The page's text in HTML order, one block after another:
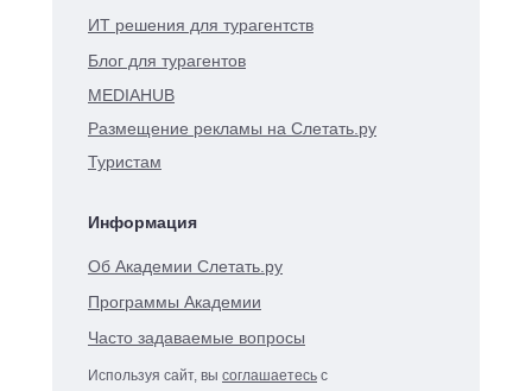
Используя сайт, вы соглашаетесь с
Информация
Об Академии Слетать.ру
ИТ решения для турагентств
Блог для турагентов
MEDIAHUB
Туристам
Размещение рекламы на Слетать.ру
Программы Академии
Часто задаваемые вопросы